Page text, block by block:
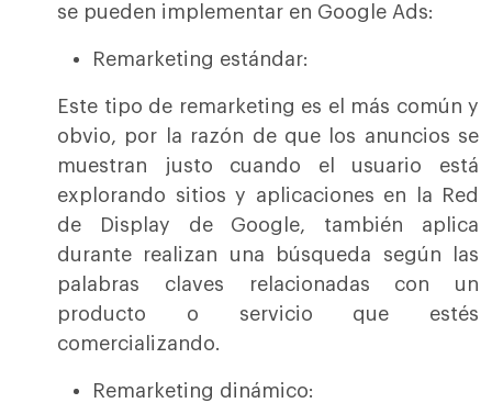
se pueden implementar en Google Ads:
Remarketing estándar:
Este tipo de remarketing es el más común y
obvio, por la razón de que los anuncios se
muestran justo cuando el usuario está
explorando sitios y aplicaciones en la Red
de Display de Google, también aplica
durante realizan una búsqueda según las
palabras claves relacionadas con un
producto o servicio que estés
comercializando.
Remarketing dinámico: